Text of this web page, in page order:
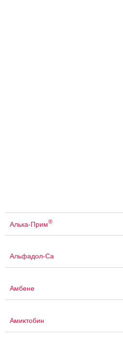
Алька-Прим®
Альфадол-Са
Амбене
Амиктобин